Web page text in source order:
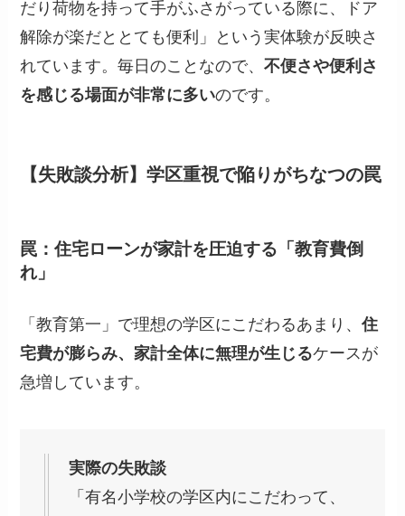
だり荷物を持って手がふさがっている際に、ドア
解除が楽だととても便利」という実体験が反映さ
れています。毎日のことなので、不便さや便利さ
を感じる場面が非常に多いのです。
【失敗談分析】学区重視で陥りがちなつの罠
罠：住宅ローンが家計を圧迫する「教育費倒
れ」
「教育第一」で理想の学区にこだわるあまり、住
宅費が膨らみ、家計全体に無理が生じるケースが
急増しています。
実際の失敗談
「有名小学校の学区内にこだわって、